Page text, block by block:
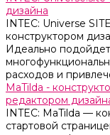
дизайна
INTEC: Universe
конструктором
Идеально
расходов и
MaTilda -
редактором
INTEC: MaTilda —
стартовой